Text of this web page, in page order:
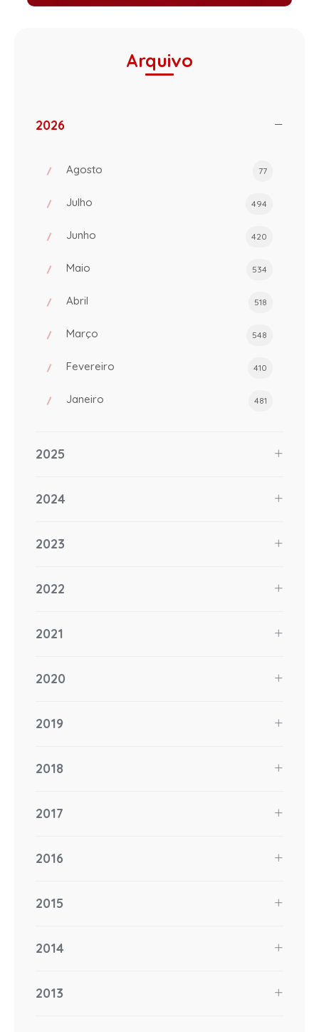
Arquivo
2026
Agosto 77
Julho 494
Junho 420
Maio 534
Abril 518
Março 548
Fevereiro 410
Janeiro 481
2025
2024
2023
2022
2021
2020
2019
2018
2017
2016
2015
2014
2013